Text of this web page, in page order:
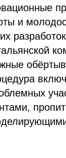
и
разработок